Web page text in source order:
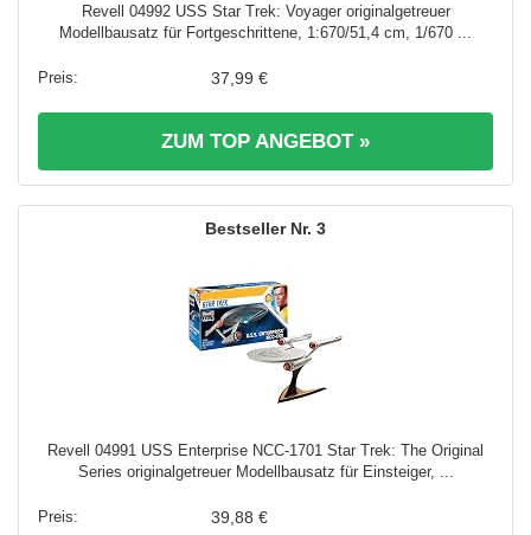
Revell 04992 USS Star Trek: Voyager originalgetreuer
Modellbausatz für Fortgeschrittene, 1:670/51,4 cm, 1/670 ...
37,99 €
ZUM TOP ANGEBOT »
3
Revell 04991 USS Enterprise NCC-1701 Star Trek: The Original
Series originalgetreuer Modellbausatz für Einsteiger, ...
39,88 €